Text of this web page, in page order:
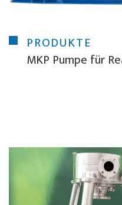
PRODUKTE
MKP Pumpe für